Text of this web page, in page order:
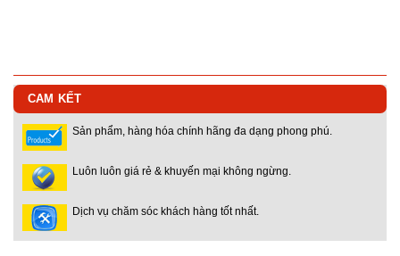
CAM KẾT
Sản phẩm, hàng hóa chính hãng đa dạng phong phú.
Luôn luôn giá rẻ & khuyến mại không ngừng.
Dịch vụ chăm sóc khách hàng tốt nhất.